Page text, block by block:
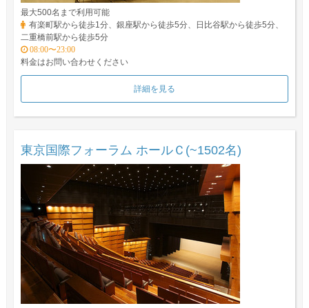
最大500名まで利用可能
有楽町駅から徒歩1分、銀座駅から徒歩5分、日比谷駅から徒歩5分、
二重橋前駅から徒歩5分
08:00〜23:00
料金はお問い合わせください
詳細を見る
東京国際フォーラム ホールＣ(~1502名)